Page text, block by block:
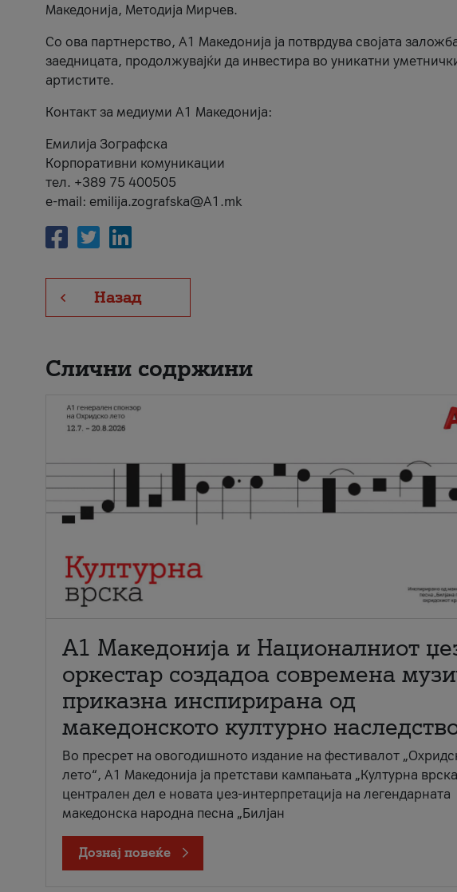
Македонија, Методија Мирчев.
Со ова партнерство, A1 Македонија ја потврдува својата
заедницата, продолжувајќи да инвестира во уникатни
артистите.
Контакт за медиуми А1 Македонија:
Емилија Зографска
Корпоративни комуникации
тел. +389 75 400505
e-mail: emilija.zografska@A1.mk
Назад
Слични содржини
А1 Македонија и Националниот
оркестар создадоа современа
приказна инспирирана од
македонското културно
Во пресрет на овогодишното издание на фестивалот
лето“, А1 Македонија ја претстави кампањата „Културна
централен дел е новата џез-интерпретација на легендарната
македонска народна песна „Билјан
Дознај повеќе